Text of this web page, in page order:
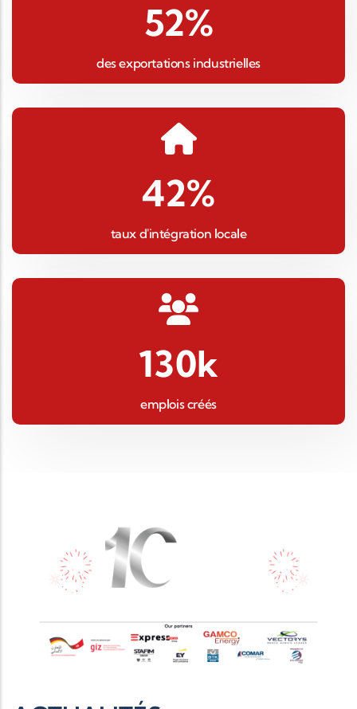
52%
des exportations industrielles
42%
taux d'intégration locale
130k
emplois créés